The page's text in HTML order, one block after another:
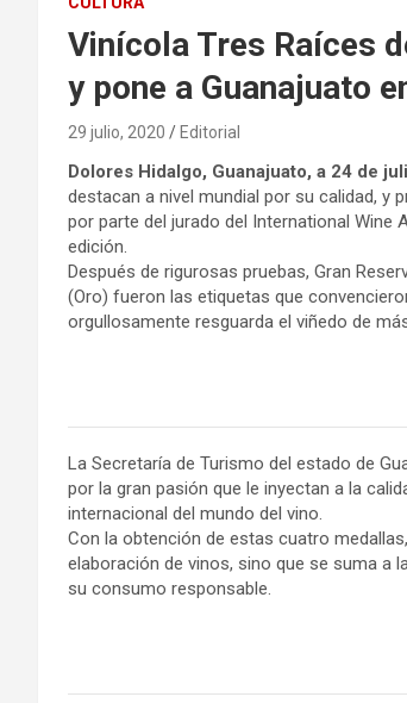
Vinícola Tres Raíces
y pone a Guanajuato
29 julio, 2020 Editorial
Dolores Hidalgo, Guanajuato, a 24 de
destacan a nivel mundial por su calidad, y
por parte del jurado del International Wine
edición.
Después de rigurosas pruebas, Gran
(Oro) fueron las etiquetas que
orgullosamente resguarda el viñedo de
La Secretaría de Turismo del estado de
por la gran pasión que le inyectan a la
internacional del mundo del vino.
Con la obtención de estas cuatro
elaboración de vinos, sino que se suma a
su consumo responsable.